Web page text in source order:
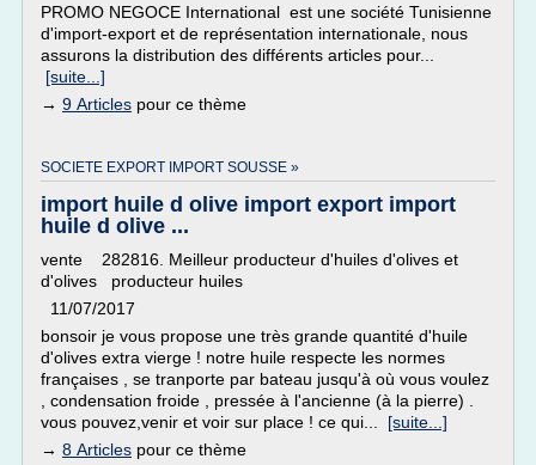
PROMO NEGOCE International est une société Tunisienne
d'import-export et de représentation internationale, nous
assurons la distribution des différents articles pour...
[suite...]
→ 9 Articles pour ce thème
SOCIETE EXPORT IMPORT SOUSSE »
import huile d olive import export import
huile d olive ...
vente 282816. Meilleur producteur d'huiles d'olives et
d'olives producteur huiles
11/07/2017
bonsoir je vous propose une très grande quantité d'huile
d'olives extra vierge ! notre huile respecte les normes
françaises , se tranporte par bateau jusqu'à où vous voulez
, condensation froide , pressée à l'ancienne (à la pierre) .
vous pouvez,venir et voir sur place ! ce qui... [suite...]
→ 8 Articles pour ce thème